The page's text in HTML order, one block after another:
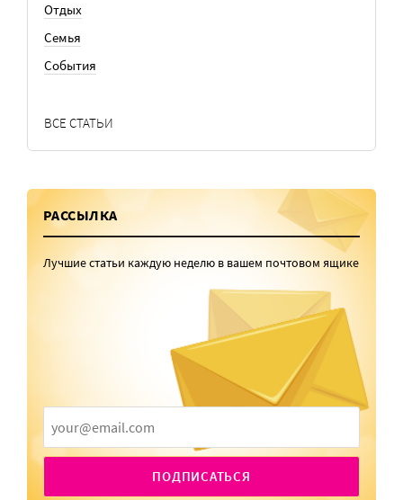
Отдых
Семья
События
ВСЕ СТАТЬИ
РАССЫЛКА
Лучшие статьи каждую неделю в вашем почтовом ящике
ПОДПИСАТЬСЯ